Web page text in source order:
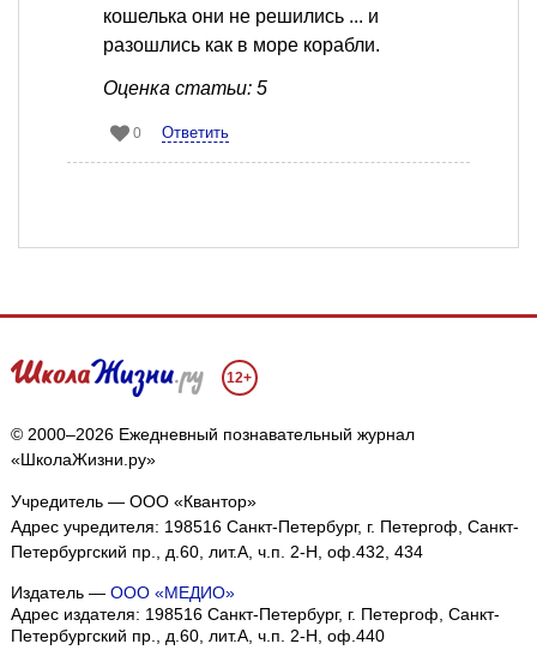
кошелька они не решились ... и
разошлись как в море корабли.
Оценка статьи: 5
0 Ответить
12+
© 2000–2026 Ежедневный познавательный журнал
«ШколаЖизни.ру»
Учредитель — ООО «Квантор»
Адрес учредителя: 198516 Санкт-Петербург, г. Петергоф, Санкт-
Петербургский пр., д.60, лит.А, ч.п. 2-Н, оф.432, 434
Издатель — ООО «МЕДИО»
Адрес издателя: 198516 Санкт-Петербург, г. Петергоф, Санкт-
Петербургский пр., д.60, лит.А, ч.п. 2-Н, оф.440